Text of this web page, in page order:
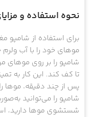
نحوه استفاده و
برای استفاده از شامپو
موهای خود را با آب
شامپو را بر روی موهای
تا کف کند. این کار به
پس از چند دقیقه، موها
شامپو را می‌توانید
شستشوی موها دارید،